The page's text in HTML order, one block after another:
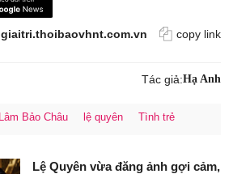
giaitri.thoibaovhnt.com.vn copy link
Tác giả:Hạ Anh
Lâm Bảo Châu lệ quyên Tình trẻ
Lệ Quyên vừa đăng ảnh gợi cảm,